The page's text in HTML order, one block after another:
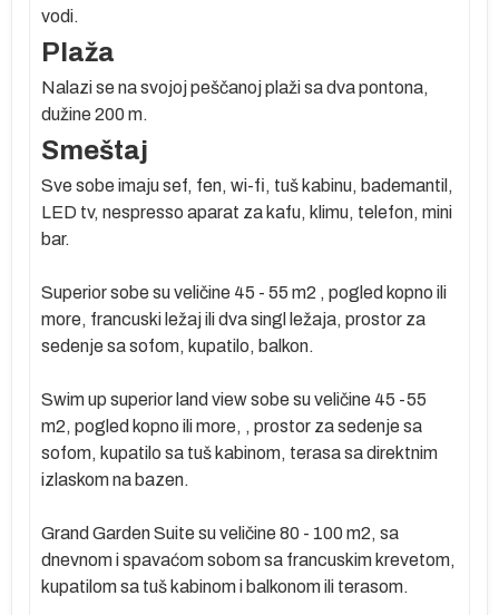
vodi.
Plaža
Nalazi se na svojoj peščanoj plaži sa dva pontona,
dužine 200 m.
Smeštaj
Sve sobe imaju sef, fen, wi-fi, tuš kabinu, bademantil,
LED tv, nespresso aparat za kafu, klimu, telefon, mini
bar.
Superior sobe su veličine 45 - 55 m2 , pogled kopno ili
more, francuski ležaj ili dva singl ležaja, prostor za
sedenje sa sofom, kupatilo, balkon.
Swim up superior land view sobe su veličine 45 -55
m2, pogled kopno ili more, , prostor za sedenje sa
sofom, kupatilo sa tuš kabinom, terasa sa direktnim
izlaskom na bazen.
Grand Garden Suite su veličine 80 - 100 m2, sa
dnevnom i spavaćom sobom sa francuskim krevetom,
kupatilom sa tuš kabinom i balkonom ili terasom.